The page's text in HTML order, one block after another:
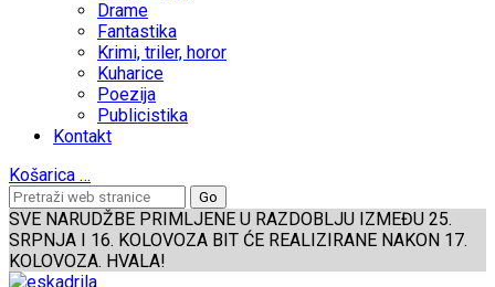
Drame
Fantastika
Krimi, triler, horor
Kuharice
Poezija
Publicistika
Kontakt
Košarica …
SVE NARUDŽBE PRIMLJENE U RAZDOBLJU IZMEĐU 25.
SRPNJA I 16. KOLOVOZA BIT ĆE REALIZIRANE NAKON 17.
KOLOVOZA. HVALA!